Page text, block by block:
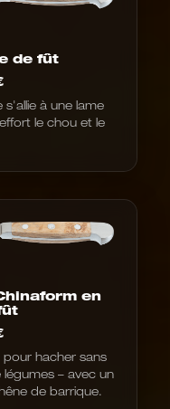
de fût
à une lame
le chou et le
en
pour hacher sans
– avec un
de barrique.